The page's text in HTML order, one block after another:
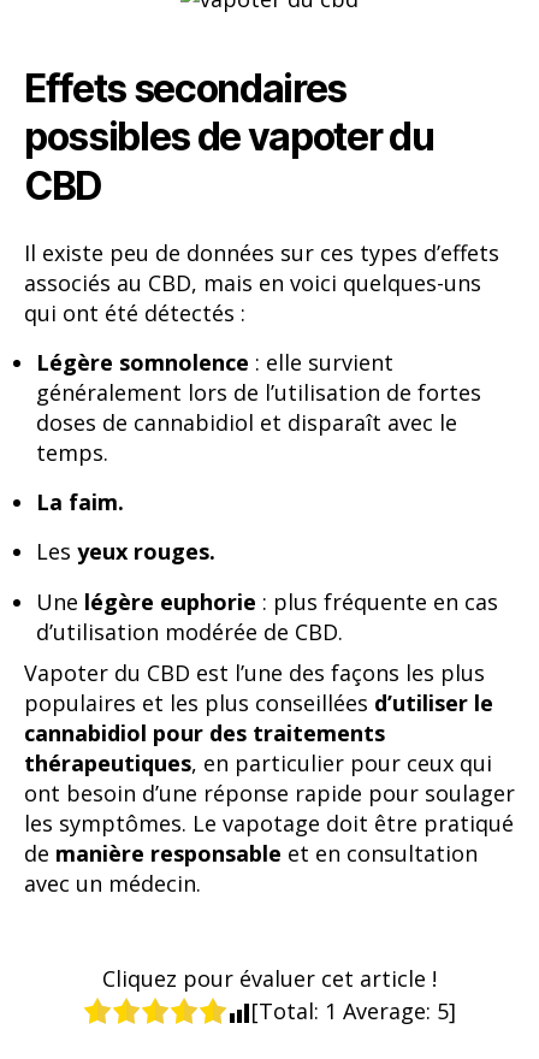
Effets secondaires
possibles de vapoter du
CBD
Il existe peu de données sur ces types d’effets
associés au CBD, mais en voici quelques-uns
qui ont été détectés :
Légère somnolence : elle survient
généralement lors de l’utilisation de fortes
doses de cannabidiol et disparaît avec le
temps.
La faim.
Les yeux rouges.
Une légère euphorie : plus fréquente en cas
d’utilisation modérée de CBD.
Vapoter du CBD est l’une des façons les plus
populaires et les plus conseillées d’utiliser le
cannabidiol pour des traitements
thérapeutiques, en particulier pour ceux qui
ont besoin d’une réponse rapide pour soulager
les symptômes. Le vapotage doit être pratiqué
de manière responsable et en consultation
avec un médecin.
Cliquez pour évaluer cet article !
[Total: 1 Average: 5]